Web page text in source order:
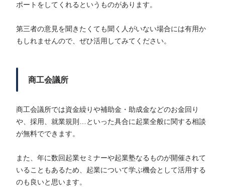
ポートをしてくれるというものがあります。
第三者の意見を聞きたくても聞く人がいない場合には有用か
もしれませんので、ぜひ活用してみてください。
商工会議所
商工会議所では資金繰りや補助金・助成金などのお金回り
や、採用、就業規則…といった具合に起業全般に関する相談
が無料でできます。
また、年に数回起業セミナーや起業塾なるものが開催されて
いることもあるため、起業について学ぶ機会として活用する
のも良いと思います。